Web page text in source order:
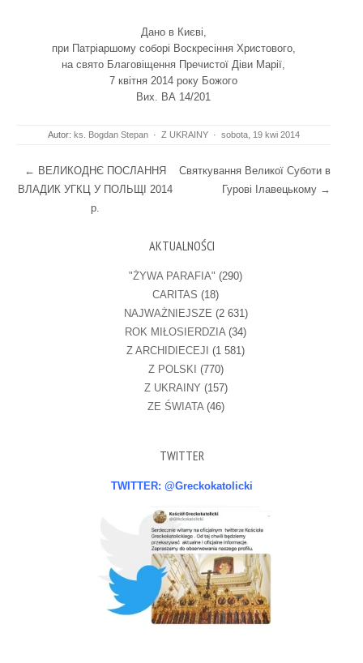
Дано в Києві,
при Патріаршому соборі Воскресіння Христового,
на свято Благовіщення Пречистої Діви Марії,
7 квітня 2014 року Божого
Вих. ВА 14/201
Autor: ks. Bogdan Stepan · Z UKRAINY · sobota, 19 kwi 2014
Post navigation
← ВЕЛИКОДНЄ ПОСЛАННЯ
ВЛАДИК УГКЦ У ПОЛЬЩІ 2014
р.
Святкування Великої Суботи в
Гурові Ілавецькому →
AKTUALNOŚCI
"ŻYWA PARAFIA" (290)
CARITAS (18)
NAJWAŻNIEJSZE (2 631)
ROK MIŁOSIERDZIA(34)
Z ARCHIDIECEJI (1 581)
Z POLSKI (770)
Z UKRAINY (157)
ZE ŚWIATA(46)
TWITTER
TWITTER: @Greckokatolicki